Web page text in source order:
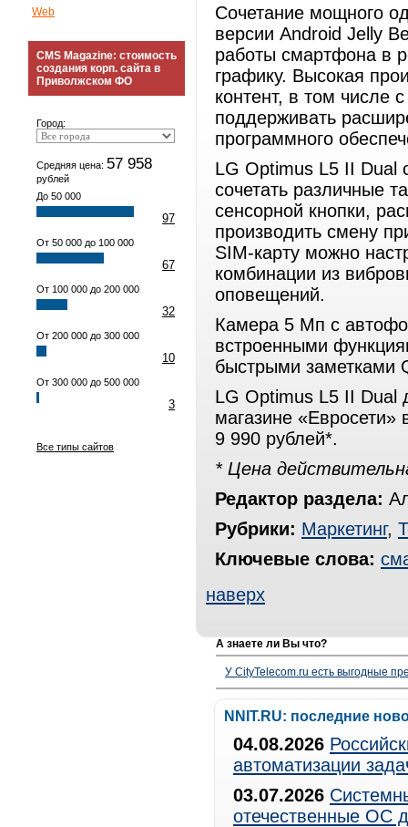
Web
CMS Magazine: стоимость
создания корп. сайта в
Приволжском ФО
Город:
Средняя цена: 57 958
рублей
До 50 000
97
От 50 000 до 100 000
67
От 100 000 до 200 000
32
От 200 000 до 300 000
10
От 300 000 до 500 000
3
Все типы сайтов
Сочетание мощного
версии Android Jelly
работы смартфона в
графику. Высокая
контент, в том числе
поддерживать
программного
LG Optimus L5 II Dual
сочетать различные
сенсорной кнопки,
производить смену
SIM-карту можно
комбинации из
оповещений.
Камера 5 Мп с
встроенными
быстрыми заметками
LG Optimus L5 II Dual
магазине
9 990 рублей*.
* Цена
Редактор раздела:
Рубрики: Маркетинг,
Ключевые слова:
наверх
А знаете ли Вы что?
У CityTelecom.ru есть выгодные
NNIT.RU: последние
04.08.2026
автоматизации
03.07.2026
отечественные ОС